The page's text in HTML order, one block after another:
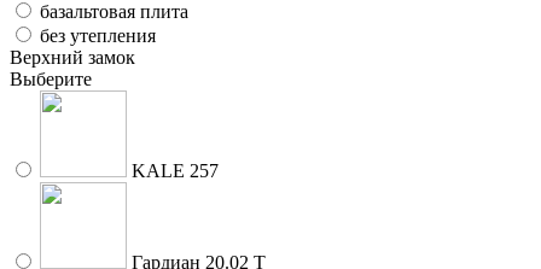
базальтовая плита
без утепления
Верхний замок
Выберите
KALE 257
Гардиан 20.02 Т